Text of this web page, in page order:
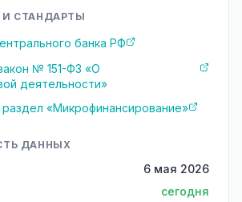
СТАНДАРТЫ
банка РФ
№ 151-ФЗ «О
деятельности»
«Микрофинансирование»
ДАННЫХ
6 мая 2026
сегодня